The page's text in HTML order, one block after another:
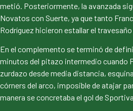
metió. Posteriormente, la avanzada
Novatos con Suerte, ya que tanto
Rodríguez hicieron estallar el
En el complemento se terminó de
minutos del pitazo intermedio cuando
zurdazo desde media distancia,
córners del arco, imposible de atajar
manera se concretaba el gol de